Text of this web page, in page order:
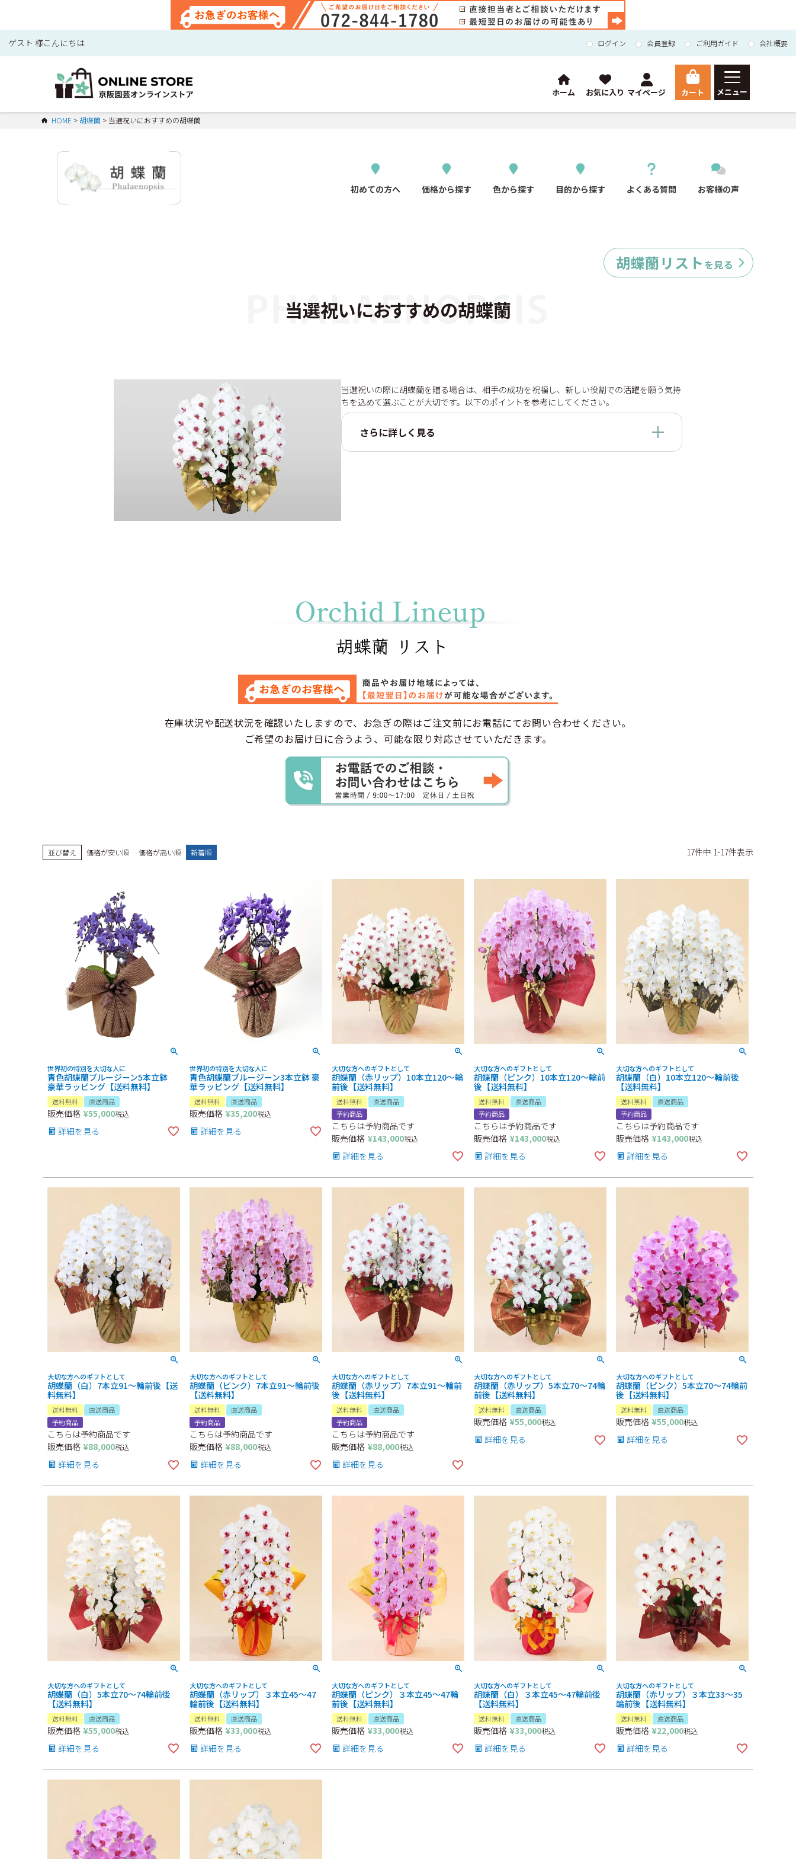
ゲスト 様こんにちは ログイン 会員登録 ご利用ガイド 会社概要
ホーム お気に入り マイページ カート メニュー
マイページ
会社概要
特定商取引法に基づく表示
HOME 胡蝶蘭 当選祝いにおすすめの胡蝶蘭
初めての方へ 価格から探す 色から探す 目的から探す よくある質問 お客様の声
胡蝶蘭リスト を見る
当選祝いにおすすめの胡蝶蘭
当選祝いの際に胡蝶蘭を贈る場合は、相手の成功を祝福し、新しい役割での活躍を願う気持
ちを込めて選ぶことが大切です。以下のポイントを参考にしてください。
さらに詳しく見る
装飾:
記載内容:
タイミング:
事前確認:
成功と栄光:
新たな役割への期待:
敬意と支持:
在庫状況や配送状況を確認いたしますので、お急ぎの際はご注文前にお電話にてお問い合わせください。
ご希望のお届け日に合うよう、可能な限り対応させていただきます。
並び替え 価格が安い順 価格が高い順 新着順 17件中 1-17件表示
世界初の特別を大切な人に
青色胡蝶蘭ブルージーン5本立鉢
豪華ラッピング【送料無料】
送料無料 直送商品
販売価格 ¥55,000税込
詳細を見る
世界初の特別を大切な人に
青色胡蝶蘭ブルージーン3本立鉢 豪
華ラッピング【送料無料】
送料無料 直送商品
販売価格 ¥35,200税込
詳細を見る
大切な方へのギフトとして
胡蝶蘭（赤リップ）10本立120～輪
前後【送料無料】
送料無料
直送商品
予約商品
こちらは予約商品です
販売価格 ¥143,000税込
詳細を見る
大切な方へのギフトとして
胡蝶蘭（ピンク）10本立120～輪前
後【送料無料】
送料無料
直送商品
予約商品
こちらは予約商品です
販売価格 ¥143,000税込
詳細を見る
大切な方へのギフトとして
胡蝶蘭（白）10本立120～輪前後
【送料無料】
送料無料
直送商品
予約商品
こちらは予約商品です
販売価格 ¥143,000税込
詳細を見る
大切な方へのギフトとして
胡蝶蘭（白）7本立91～輪前後【送
料無料】
送料無料
直送商品
予約商品
こちらは予約商品です
販売価格 ¥88,000税込
詳細を見る
大切な方へのギフトとして
胡蝶蘭（ピンク）7本立91～輪前後
【送料無料】
送料無料
直送商品
予約商品
こちらは予約商品です
販売価格 ¥88,000税込
詳細を見る
大切な方へのギフトとして
胡蝶蘭（赤リップ）7本立91～輪前
後【送料無料】
送料無料
直送商品
予約商品
こちらは予約商品です
販売価格 ¥88,000税込
詳細を見る
大切な方へのギフトとして
胡蝶蘭（赤リップ）5本立70～74輪
前後【送料無料】
送料無料 直送商品
販売価格 ¥55,000税込
詳細を見る
大切な方へのギフトとして
胡蝶蘭（ピンク）5本立70～74輪前
後【送料無料】
送料無料 直送商品
販売価格 ¥55,000税込
詳細を見る
大切な方へのギフトとして
胡蝶蘭（白）5本立70～74輪前後
【送料無料】
送料無料 直送商品
販売価格 ¥55,000税込
詳細を見る
大切な方へのギフトとして
胡蝶蘭（赤リップ）３本立45～47
輪前後【送料無料】
送料無料 直送商品
販売価格 ¥33,000税込
詳細を見る
大切な方へのギフトとして
胡蝶蘭（ピンク）３本立45～47輪
前後【送料無料】
送料無料 直送商品
販売価格 ¥33,000税込
詳細を見る
大切な方へのギフトとして
胡蝶蘭（白）３本立45～47輪前後
【送料無料】
送料無料 直送商品
販売価格 ¥33,000税込
詳細を見る
大切な方へのギフトとして
胡蝶蘭（赤リップ）３本立33～35
輪前後【送料無料】
送料無料 直送商品
販売価格 ¥22,000税込
詳細を見る